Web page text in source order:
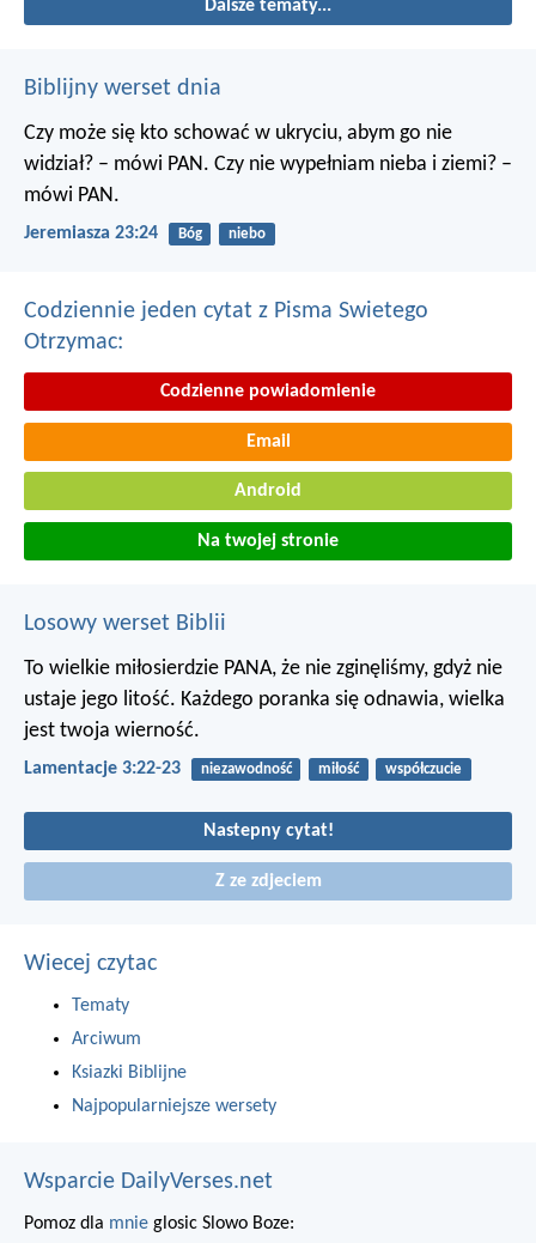
Dalsze tematy...
Biblijny werset dnia
Czy może się kto schować w ukryciu, abym go nie
widział? – mówi PAN. Czy nie wypełniam nieba i ziemi? –
mówi PAN.
Jeremiasza 23:24 Bóg niebo
Codziennie jeden cytat z Pisma Swietego
Otrzymac:
Codzienne powiadomienie
Email
Android
Na twojej stronie
Losowy werset Biblii
To wielkie miłosierdzie PANA, że nie zginęliśmy, gdyż nie
ustaje jego litość. Każdego poranka się odnawia, wielka
jest twoja wierność.
Lamentacje 3:22-23 niezawodność miłość współczucie
Nastepny cytat!
Z ze zdjeciem
Wiecej czytac
Tematy
Arciwum
Ksiazki Biblijne
Najpopularniejsze wersety
Wsparcie DailyVerses.net
Pomoz dla mnie glosic Slowo Boze: